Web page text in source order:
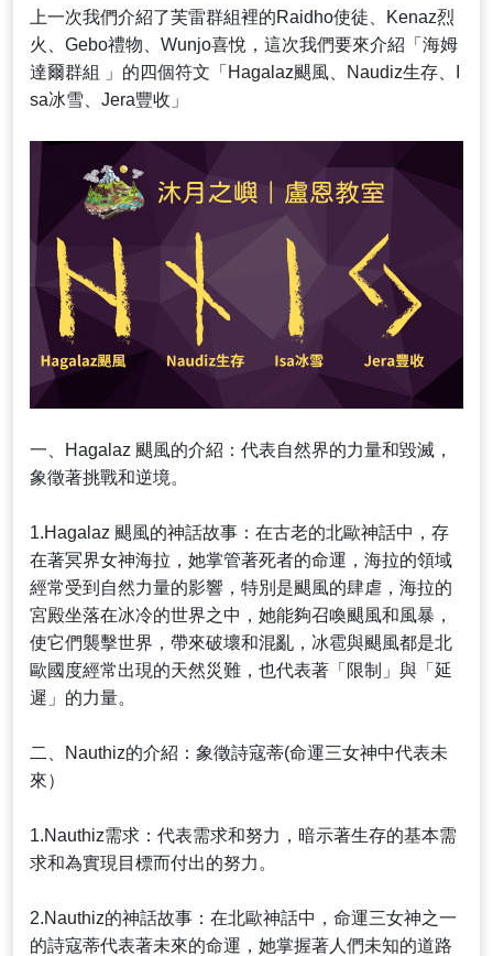
上一次我們介紹了芙雷群組裡的Raidho使徒、Kenaz烈
火、Gebo禮物、Wunjo喜悅，這次我們要來介紹「海姆
達爾群組 」的四個符文「Hagalaz颶風、Naudiz生存、I
sa冰雪、Jera豐收」
一、Hagalaz 颶風的介紹：代表自然界的力量和毀滅，
象徵著挑戰和逆境。
1.Hagalaz 颶風的神話故事：在古老的北歐神話中，存
在著冥界女神海拉，她掌管著死者的命運，海拉的領域
經常受到自然力量的影響，特別是颶風的肆虐，海拉的
宮殿坐落在冰冷的世界之中，她能夠召喚颶風和風暴，
使它們襲擊世界，帶來破壞和混亂，冰雹與颶風都是北
歐國度經常出現的天然災難，也代表著「限制」與「延
遲」的力量。
二、Nauthiz的介紹：象徵詩寇蒂(命運三女神中代表未
來）
1.Nauthiz需求：代表需求和努力，暗示著生存的基本需
求和為實現目標而付出的努力。
2.Nauthiz的神話故事：在北歐神話中，命運三女神之一
的詩寇蒂代表著未來的命運，她掌握著人們未知的道路